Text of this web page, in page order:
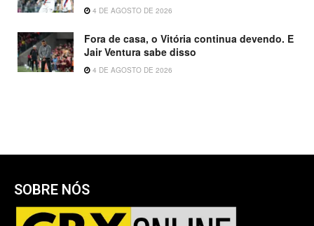
4 DE AGOSTO DE 2026
Fora de casa, o Vitória continua devendo. E
Jair Ventura sabe disso
4 DE AGOSTO DE 2026
SOBRE NÓS